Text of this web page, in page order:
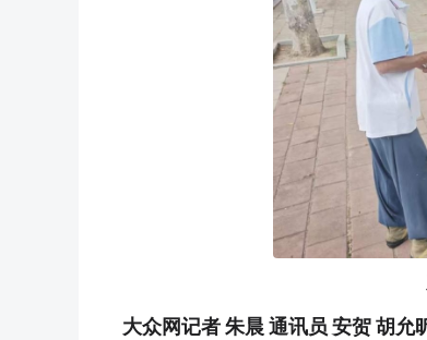
大众网记者 朱晨 通讯员 安贺 胡允